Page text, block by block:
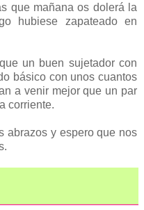
que mañana os dolerá la
hubiese zapateado en
un buen sujetador con
básico con unos cuantos
a venir mejor que un par
corriente.
abrazos y espero que nos